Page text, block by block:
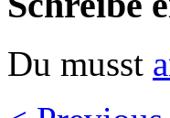
Du musst